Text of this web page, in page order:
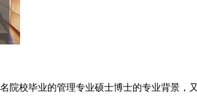
院校毕业的管理专业硕士博士的专业背景